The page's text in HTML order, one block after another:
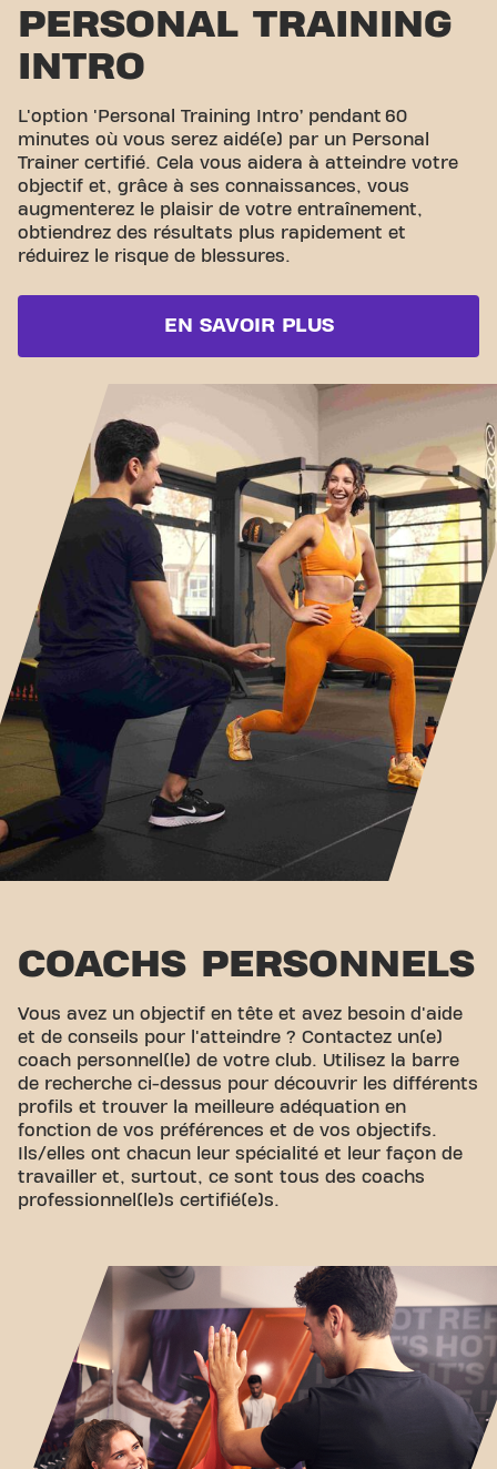
PERSONAL TRAINING
INTRO
L'option 'Personal Training Intro’ pendant 60
minutes où vous serez aidé(e) par un Personal
Trainer certifié. Cela vous aidera à atteindre votre
objectif et, grâce à ses connaissances, vous
augmenterez le plaisir de votre entraînement,
obtiendrez des résultats plus rapidement et
réduirez le risque de blessures.
EN SAVOIR PLUS
COACHS PERSONNELS
Vous avez un objectif en tête et avez besoin d'aide
et de conseils pour l'atteindre ? Contactez un(e)
coach personnel(le) de votre club. Utilisez la barre
de recherche ci-dessus pour découvrir les différents
profils et trouver la meilleure adéquation en
fonction de vos préférences et de vos objectifs.
Ils/elles ont chacun leur spécialité et leur façon de
travailler et, surtout, ce sont tous des coachs
professionnel(le)s certifié(e)s.